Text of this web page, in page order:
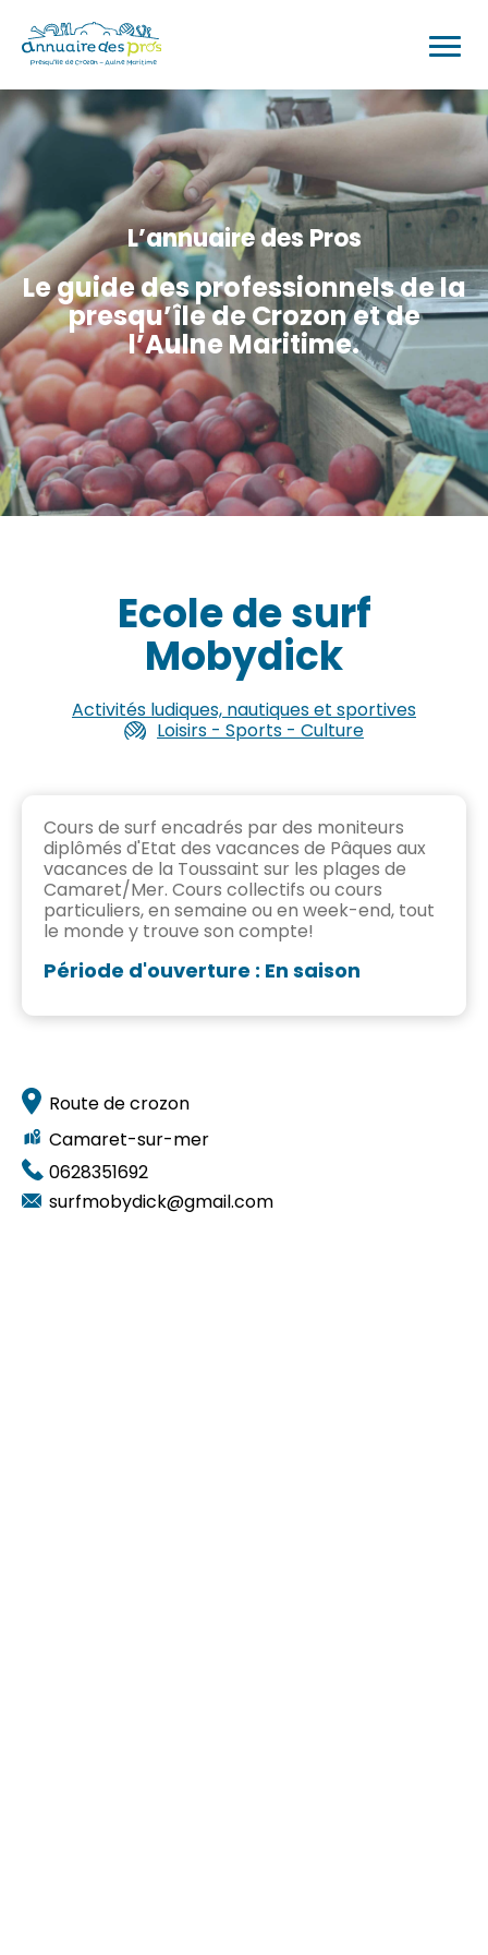
L’annuaire des Pros
Le guide des professionnels de la
presqu’île de Crozon et de
l’Aulne Maritime.
Ecole de surf
Mobydick
Activités ludiques, nautiques et sportives
Loisirs - Sports - Culture
Cours de surf encadrés par des moniteurs
diplômés d'Etat des vacances de Pâques aux
vacances de la Toussaint sur les plages de
Camaret/Mer. Cours collectifs ou cours
particuliers, en semaine ou en week-end, tout
le monde y trouve son compte!
Période d'ouverture : En saison
Route de crozon
Camaret-sur-mer
0628351692
surfmobydick@gmail.com